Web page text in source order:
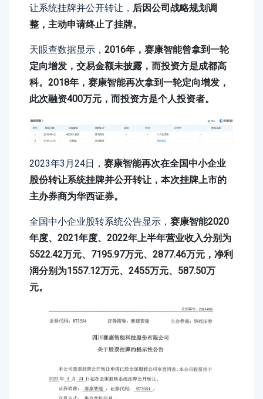
让系统挂牌并公开转让， 后因公司战略规划调
整，主动申请终止了挂牌。
天眼查数据显示， 2016年，赛康智能曾拿到一轮
定向增发，交易金额未披露，而投资方是成都高
科。2018年，赛康智能再次拿到一轮定向增发，
此次融资400万元，而投资方是个人投资者。
2023年3月24日， 赛康智能再次在全国中小企业
股份转让系统挂牌并公开转让，本次挂牌上市的
主办券商为华西证券。
全国中小企业股转系统公告显示， 赛康智能2020
年度、2021年度、2022年上半年营业收入分别为
5522.42万元、7195.97万元、2877.46万元，净利
润分别为1557.12万元、2455万元、587.50万
元。